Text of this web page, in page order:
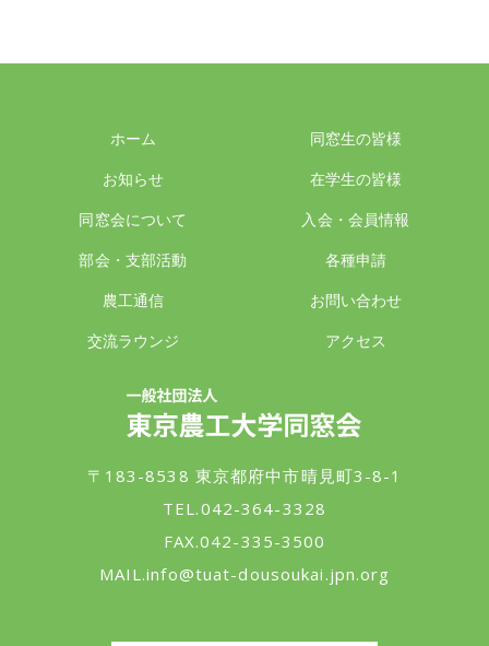
ホーム
お知らせ
同窓会について
部会・支部活動
農工通信
交流ラウンジ
同窓生の皆様
在学生の皆様
入会・会員情報
各種申請
お問い合わせ
アクセス
〒183-8538 東京都府中市晴見町3-8-1
TEL.042-364-3328
FAX.042-335-3500
MAIL.info@tuat-dousoukai.jpn.org